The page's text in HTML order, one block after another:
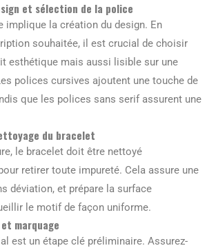
et sélection de la police
implique la création du design. En
souhaitée, il est crucial de choisir
esthétique mais aussi lisible sur une
polices cursives ajoutent une touche de
que les polices sans serif assurent une
du bracelet
le bracelet doit être nettoyé
retirer toute impureté. Cela assure une
déviation, et prépare la surface
le motif de façon uniforme.
marquage
est un étape clé préliminaire. Assurez-